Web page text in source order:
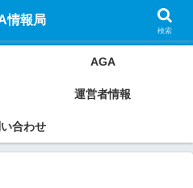
コミから本当におすすめのクリニックを
AGA
運営者情報
合わせ
情報局
検索